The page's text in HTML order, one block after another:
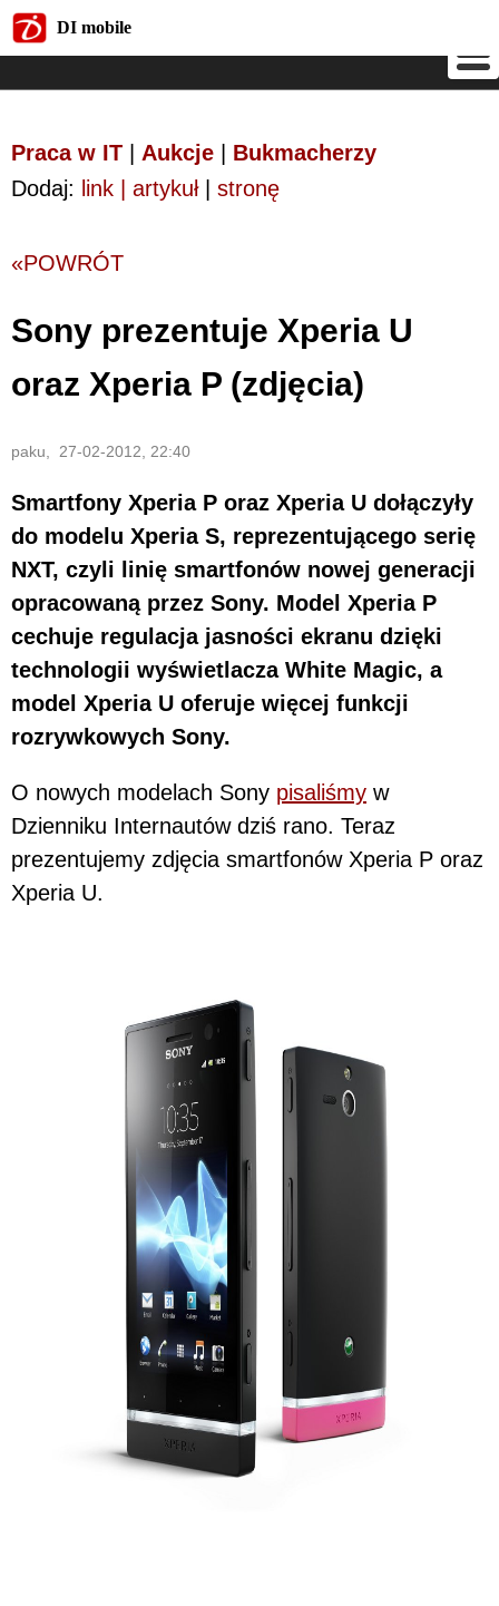
DI mobile
Praca w IT Aukcje
Bukmacherzy
Dodaj: link | artykuł| stronę
«POWRÓT
Sony prezentuje Xperia U
oraz Xperia P (zdjęcia)
paku, 27-02-2012, 22:40
Smartfony Xperia P oraz Xperia U dołączyły
do modelu Xperia S, reprezentującego serię
NXT, czyli linię smartfonów nowej generacji
opracowaną przez Sony. Model Xperia P
cechuje regulacja jasności ekranu dzięki
technologii wyświetlacza White Magic, a
model Xperia U oferuje więcej funkcji
rozrywkowych Sony.
O nowych modelach Sony pisaliśmy w
Dzienniku Internautów dziś rano. Teraz
prezentujemy zdjęcia smartfonów Xperia P oraz
Xperia U.
DI mobile